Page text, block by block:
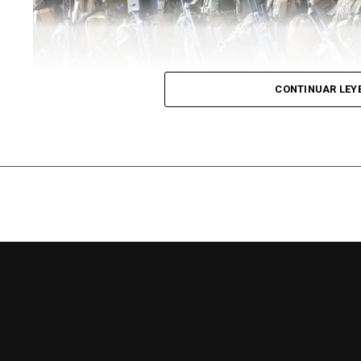
El Ejército Argentino busca llenar vacantes en la provincia
CONTINUAR